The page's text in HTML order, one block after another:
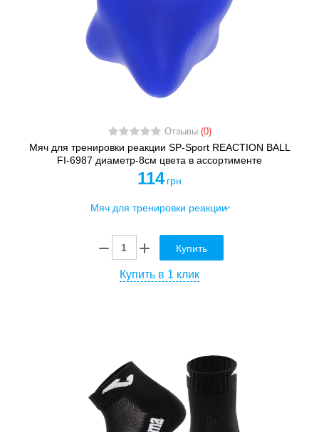
Отзывы (0)
Мяч для тренировки реакции SP-Sport REACTION BALL
FI-6987 диаметр-8см цвета в ассортименте
114 грн
Купить
Купить в 1 клик